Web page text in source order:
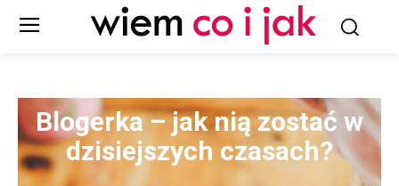
Blogerka – jak nią zostać w
dzisiejszych czasach?